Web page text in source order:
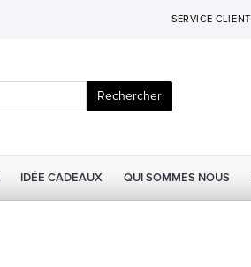
SERVICE CLIENT
Rechercher
IDÉE CADEAUX QUI SOMMES NOUS